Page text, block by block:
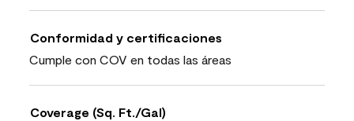
Conformidad y certificaciones
Cumple con COV en todas las áreas
Coverage (Sq. Ft./Gal)